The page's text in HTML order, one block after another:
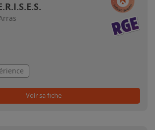
Voir sa fiche